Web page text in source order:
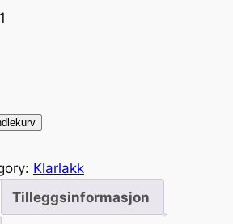
2
8 Klarlakk
Tilleggsinformasjon